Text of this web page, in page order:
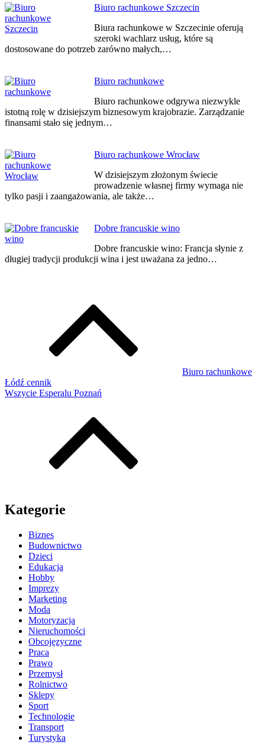
Biuro rachunkowe Szczecin
Biura rachunkowe w Szczecinie oferują
szeroki wachlarz usług, które są
dostosowane do potrzeb zarówno małych,…
Biuro rachunkowe
Biuro rachunkowe odgrywa niezwykle
istotną rolę w dzisiejszym biznesowym krajobrazie. Zarządzanie
finansami stało się jednym…
Biuro rachunkowe Wrocław
W dzisiejszym złożonym świecie
prowadzenie własnej firmy wymaga nie
tylko pasji i zaangażowania, ale także…
Dobre francuskie wino
Dobre francuskie wino: Francja słynie z
długiej tradycji produkcji wina i jest uważana za jedno…
Biuro rachunkowe
Łódź cennik
Wszycie Esperalu Poznań
Kategorie
Biznes
Budownictwo
Dzieci
Edukacja
Hobby
Imprezy
Marketing
Moda
Motoryzacja
Nieruchomości
Obcojęzyczne
Praca
Prawo
Przemysł
Rolnictwo
Sklepy
Sport
Technologie
Transport
Turystyka